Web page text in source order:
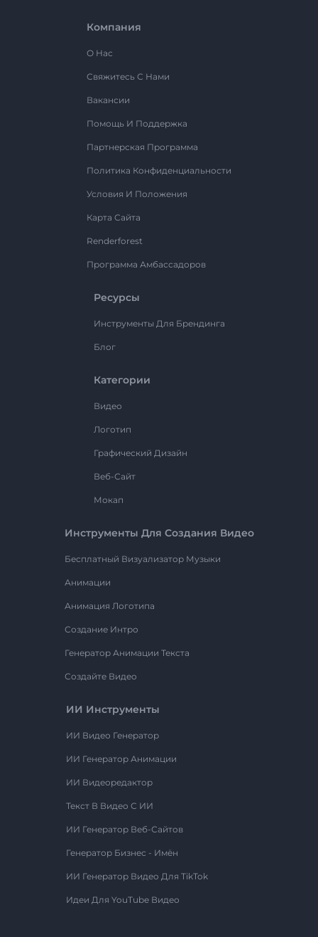
Компания
О Нас
Свяжитесь С Нами
Вакансии
Помощь И Поддержка
Партнерская Программа
Политика Конфиденциальности
Условия И Положения
Карта Сайта
Renderforest
Программа Амбассадоров
Ресурсы
Инструменты Для Брендинга
Блог
Категории
Видео
Логотип
Графический Дизайн
Веб-Сайт
Мокап
Инструменты Для Создания Видео
Бесплатный Визуализатор Музыки
Анимации
Анимация Логотипа
Создание Интро
Генератор Анимации Текста
Создайте Видео
ИИ Инструменты
ИИ Видео Генератор
ИИ Генератор Анимации
ИИ Видеоредактор
Текст В Видео С ИИ
ИИ Генератор Веб-Сайтов
Генератор Бизнес - Имён
ИИ Генератор Видео Для TikTok
Идеи Для YouTube Видео